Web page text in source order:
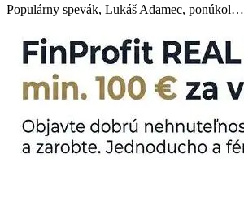
Populárny spevák, Lukáš Adamec, ponúkol…